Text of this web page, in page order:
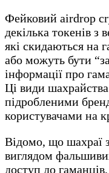
Фейковий airdrop
декілька токенів
які скидаються на
або можуть бути
інформації про
Ці види
підробленими
користувачами на
Відомо, що шахраї
виглядом
доступ до